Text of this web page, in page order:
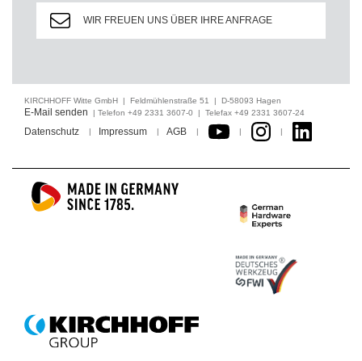
WIR FREUEN UNS ÜBER IHRE ANFRAGE
KIRCHHOFF Witte GmbH | Feldmühlenstraße 51 | D-58093 Hagen
E-Mail senden | Telefon +49 2331 3607-0 | Telefax +49 2331 3607-24
Datenschutz Impressum AGB